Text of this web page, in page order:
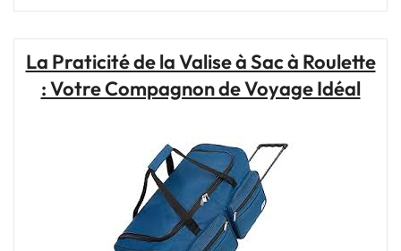
de
Dos
et
:
Votre
Compagnon
Idéal
pour
Tous
La Praticité de la Valise à Sac à Roulette
: Votre Compagnon de Voyage Idéal